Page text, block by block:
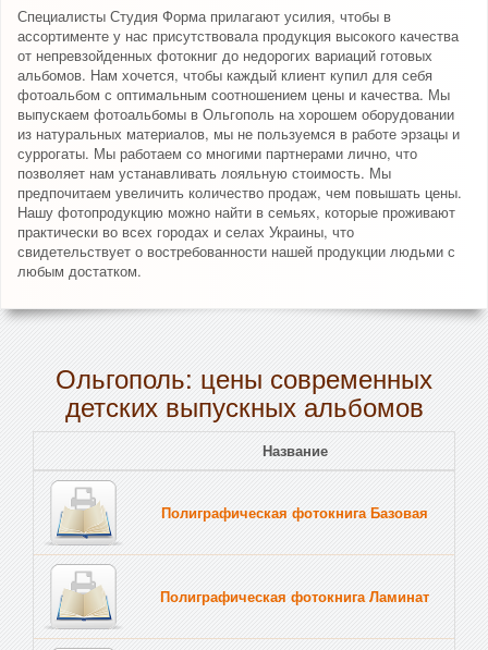
Специалисты Студия Форма прилагают усилия, чтобы в
ассортименте у нас присутствовала продукция высокого качества
от непревзойденных фотокниг до недорогих вариаций готовых
альбомов. Нам хочется, чтобы каждый клиент купил для себя
фотоальбом с оптимальным соотношением цены и качества. Мы
выпускаем фотоальбомы в Ольгополь на хорошем оборудовании
из натуральных материалов, мы не пользуемся в работе эрзацы и
суррогаты. Мы работаем со многими партнерами лично, что
позволяет нам устанавливать лояльную стоимость. Мы
предпочитаем увеличить количество продаж, чем повышать цены.
Нашу фотопродукцию можно найти в семьях, которые проживают
практически во всех городах и селах Украины, что
свидетельствует о востребованности нашей продукции людьми с
любым достатком.
Ольгополь: цены современных
детских выпускных альбомов
Название
Полиграфическая фотокнига Базовая
Полиграфическая фотокнига Ламинат